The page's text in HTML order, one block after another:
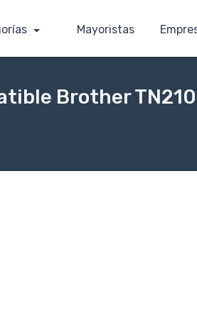
Mayoristas
Brother